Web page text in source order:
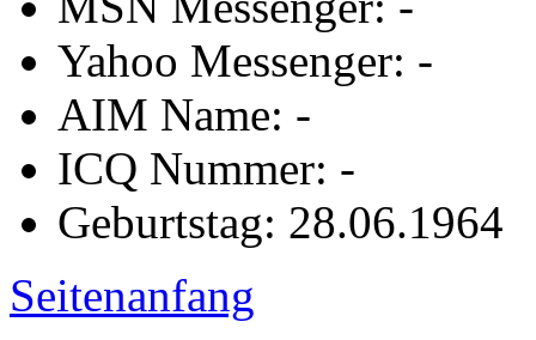
Yahoo Messenger: -
AIM Name: -
ICQ Nummer: -
Geburtstag: 28.06.1964
Seitenanfang